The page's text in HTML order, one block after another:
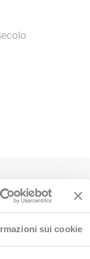
sui cookie
del
e